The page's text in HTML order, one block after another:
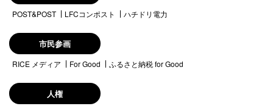
POST&POST LFCコンポスト ハチドリ電力
市民参画
RICE メディア For Good ふるさと納税 for Good
人権